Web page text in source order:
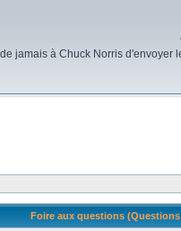
jamais à Chuck Norris d'envoyer
Foire aux questions